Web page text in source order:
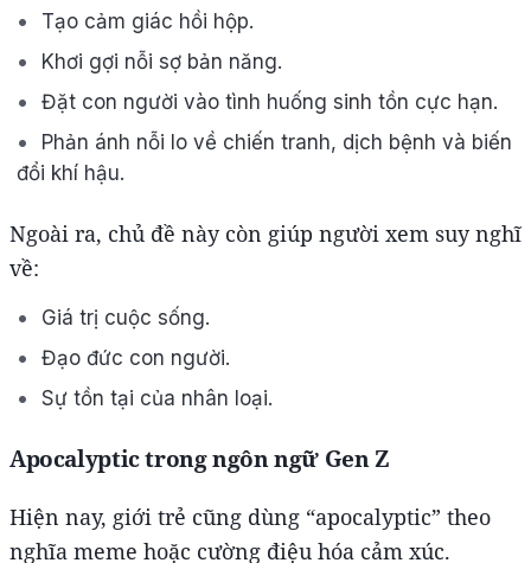
Tạo cảm giác hồi hộp.
Khơi gợi nỗi sợ bản năng.
Đặt con người vào tình huống sinh tồn cực hạn.
Phản ánh nỗi lo về chiến tranh, dịch bệnh và biến
đổi khí hậu.
Ngoài ra, chủ đề này còn giúp người xem suy nghĩ
về:
Giá trị cuộc sống.
Đạo đức con người.
Sự tồn tại của nhân loại.
Apocalyptic trong ngôn ngữ Gen Z
Hiện nay, giới trẻ cũng dùng “apocalyptic” theo
nghĩa meme hoặc cường điệu hóa cảm xúc.